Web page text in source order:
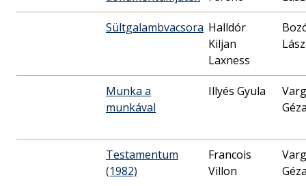
Sültgalambvacsora Halldór
Kiljan
Laxness
Munka a
munkával
Illyés Gyula
Testamentum
(1982)
Francois
Villon